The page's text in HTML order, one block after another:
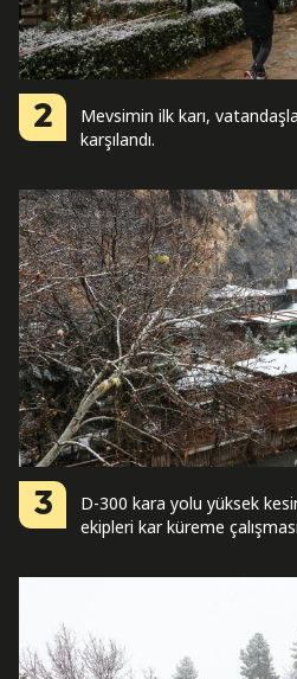
2
Mevsimin ilk karı,
karşılandı.
3
D-300 kara yolu yüksek
ekipleri kar küreme